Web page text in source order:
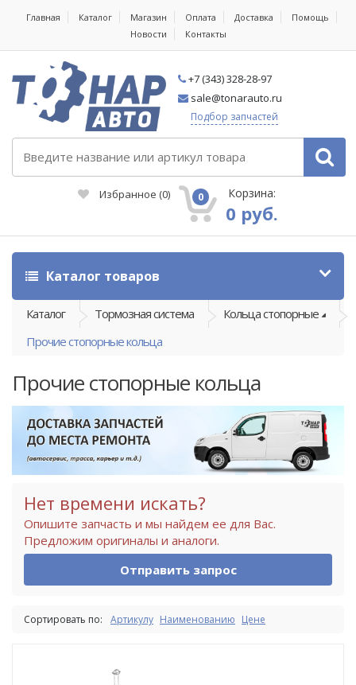
Главная Каталог Магазин Оплата Доставка
Помощь
Новости
Контакты
+7 (343) 328-28-97
sale@tonarauto.ru
Подбор запчастей
Избранное (0) 0 Корзина:
0 руб.
Каталог товаров
Каталог Тормозная система
Кольца стопорные
Прочие стопорные кольца
Прочие стопорные кольца
Нет времени искать?
Опишите запчасть и мы найдем ее для Вас.
Предложим оригиналы и аналоги.
Отправить запрос
Сортировать по: Артикулу Наименованию Цене